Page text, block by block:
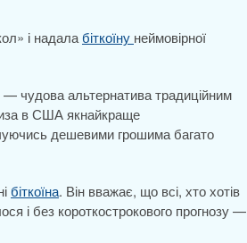
і надалабіткоїну неймовірної
чудова альтернатива традиційним
в США якнайкраще
дешевими грошима багато
біткоїна. Він вважає, що всі, хто хотів
і без короткострокового прогнозу —